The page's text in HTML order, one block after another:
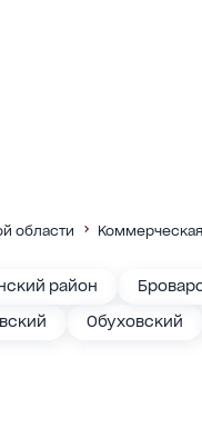
области
район
Обуховский